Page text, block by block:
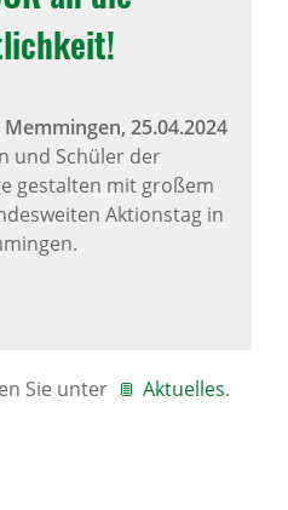
25.04.2024
und Schüler der
gestalten mit großem
Aktionstag in
Sie unter Aktuelles.